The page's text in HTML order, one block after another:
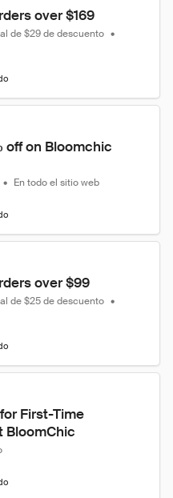
over $169
de $29 de descuento •
off on Bloomchic
• En todo el sitio web
over $99
de $25 de descuento •
First-Time
BloomChic